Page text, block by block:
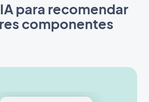
para recomendar
componentes